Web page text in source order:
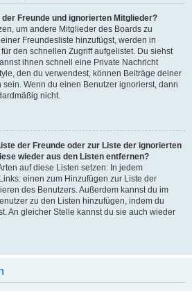
Freunde und ignorierten Mitglieder?
um andere Mitglieder des Boards zu
Freundesliste hinzufügst, werden in
den schnellen Zugriff aufgelistet. Du siehst
ihnen schnell eine Private Nachricht
den du verwendest, können Beiträge deiner
Wenn du einen Benutzer ignorierst, dann
nicht.
der Freunde oder zur Liste der ignorierten
wieder aus den Listen entfernen?
auf diese Listen setzen: In jedem
einen zum Hinzufügen zur Liste der
des Benutzers. Außerdem kannst du im
zu den Listen hinzufügen, indem du
An gleicher Stelle kannst du sie auch wieder